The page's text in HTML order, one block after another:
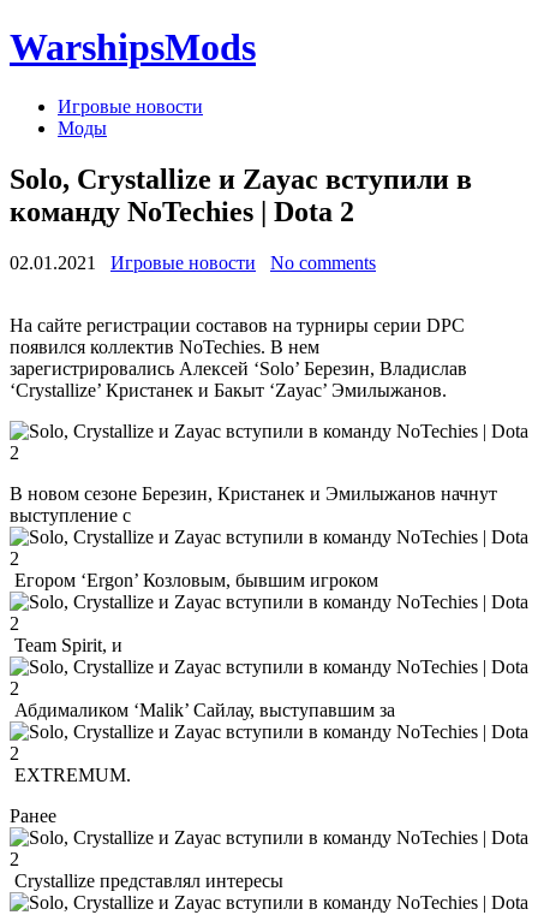
WarshipsMods
Игровые новости
Моды
Solo, Crystallize и Zayac вступили в
команду NoTechies | Dota 2
02.01.2021 Игровые новости No comments
На сайте регистрации составов на турниры серии DPC
появился коллектив NoTechies. В нем
зарегистрировались Алексей ‘Solo’ Березин, Владислав
‘Crystallize’ Кристанек и Бакыт ‘Zayac’ Эмилыжанов.
В новом сезоне Березин, Кристанек и Эмилыжанов начнут
выступление с
Егором ‘Ergon’ Козловым, бывшим игроком
Team Spirit, и
Абдималиком ‘Malik’ Сайлау, выступавшим за
EXTREMUM.
Ранее
Crystallize представлял интересы